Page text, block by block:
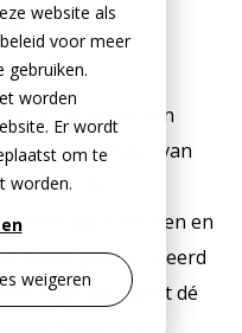
website als
voor meer
gebruiken.
worden
Er wordt
om te
worden.
weigeren
De Meteoor kan
kruisingen van
is de
en
is van gecombineerd
vormt dé